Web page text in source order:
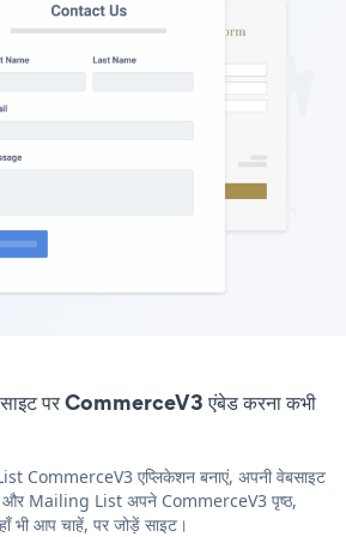
पर CommerceV3 एंबेड करना कभी
CommerceV3 एप्लिकेशन बनाएं, अपनी वेबसाइट
और Mailing List अपने CommerceV3 पृष्ठ,
भी आप चाहें, पर जोड़ें साइट।